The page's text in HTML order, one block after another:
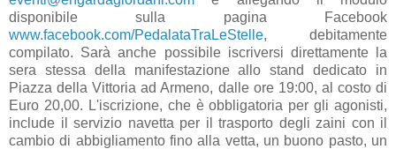
disponibile sulla pagina Facebook
www.facebook.com/PedalataTraLeStelle, debitamente
compilato. Sarà anche possibile iscriversi direttamente la
sera stessa della manifestazione allo stand dedicato in
Piazza della Vittoria ad Armeno, dalle ore 19:00, al costo di
Euro 20,00. L'iscrizione, che è obbligatoria per gli agonisti,
include il servizio navetta per il trasporto degli zaini con il
cambio di abbigliamento fino alla vetta, un buono pasto, un